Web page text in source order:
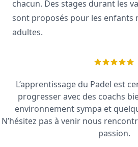
chacun. Des stages durant les
sont proposés pour les enfants
adultes.
L’apprentissage du Padel est
progresser avec des coachs
environnement sympa et
N’hésitez pas à venir nous
passion.